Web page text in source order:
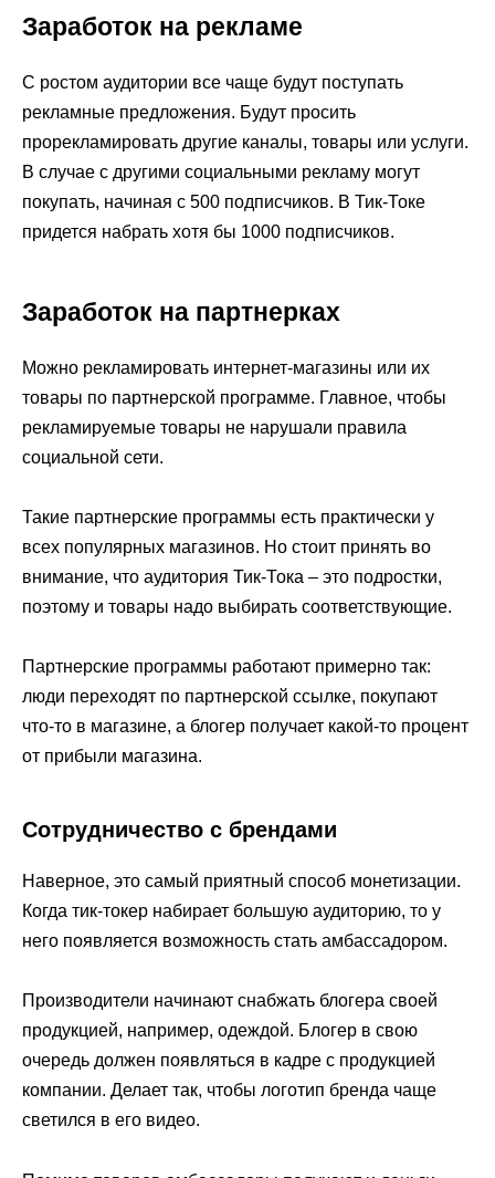
Заработок на рекламе
С ростом аудитории все чаще будут поступать
рекламные предложения. Будут просить
прорекламировать другие каналы, товары или услуги.
В случае с другими социальными рекламу могут
покупать, начиная с 500 подписчиков. В Тик-Токе
придется набрать хотя бы 1000 подписчиков.
Заработок на партнерках
Можно рекламировать интернет-магазины или их
товары по партнерской программе. Главное, чтобы
рекламируемые товары не нарушали правила
социальной сети.
Такие партнерские программы есть практически у
всех популярных магазинов. Но стоит принять во
внимание, что аудитория Тик-Тока – это подростки,
поэтому и товары надо выбирать соответствующие.
Партнерские программы работают примерно так:
люди переходят по партнерской ссылке, покупают
что-то в магазине, а блогер получает какой-то процент
от прибыли магазина.
Сотрудничество с брендами
Наверное, это самый приятный способ монетизации.
Когда тик-токер набирает большую аудиторию, то у
него появляется возможность стать амбассадором.
Производители начинают снабжать блогера своей
продукцией, например, одеждой. Блогер в свою
очередь должен появляться в кадре с продукцией
компании. Делает так, чтобы логотип бренда чаще
светился в его видео.